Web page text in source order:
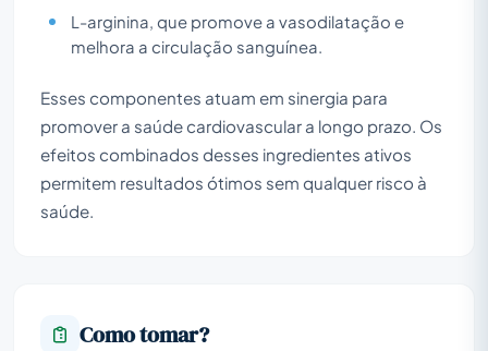
L-arginina, que promove a vasodilatação e
melhora a circulação sanguínea.
Esses componentes atuam em sinergia para
promover a saúde cardiovascular a longo prazo. Os
efeitos combinados desses ingredientes ativos
permitem resultados ótimos sem qualquer risco à
saúde.
Como tomar?